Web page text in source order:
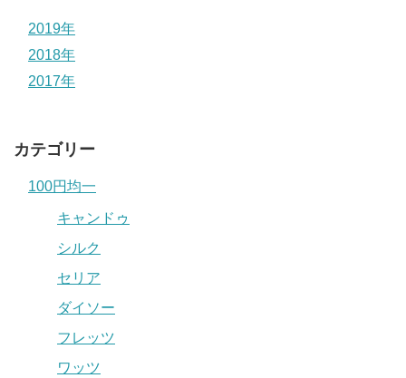
2019年
2018年
2017年
カテゴリー
100円均一
キャンドゥ
シルク
セリア
ダイソー
フレッツ
ワッツ